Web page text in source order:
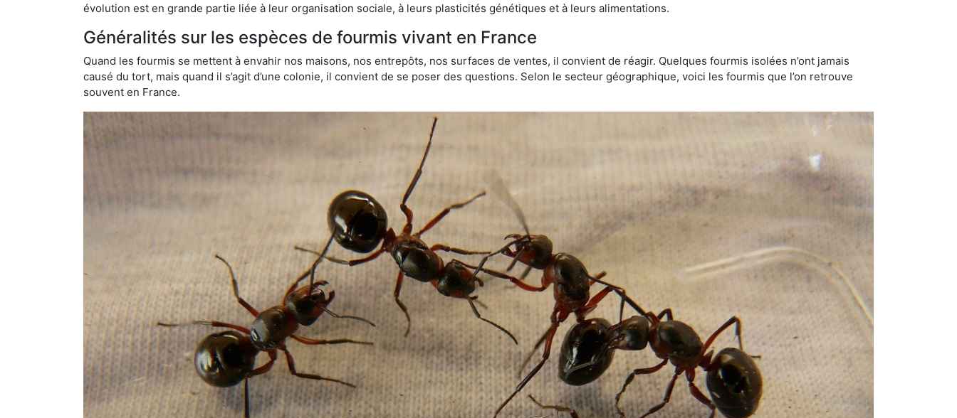
évolution est en grande partie liée à leur organisation sociale, à leurs plasticités génétiques et à leurs alimentations.
Généralités sur les espèces de fourmis vivant en France
Quand les fourmis se mettent à envahir nos maisons, nos entrepôts, nos surfaces de ventes, il convient de réagir. Quelques fourmis isolées n’ont jamais
causé du tort, mais quand il s’agit d’une colonie, il convient de se poser des questions. Selon le secteur géographique, voici les fourmis que l’on retrouve
souvent en France.